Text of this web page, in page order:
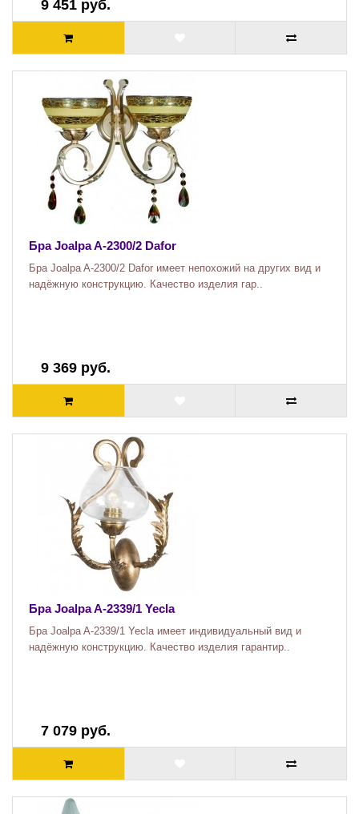
9 451 руб.
Бра Joalpa A-2300/2 Dafor
Бра Joalpa A-2300/2 Dafor имеет непохожий на других вид и
надёжную конструкцию. Качество изделия гар..
9 369 руб.
Бра Joalpa A-2339/1 Yecla
Бра Joalpa A-2339/1 Yecla имеет индивидуальный вид и
надёжную конструкцию. Качество изделия гарантир..
7 079 руб.